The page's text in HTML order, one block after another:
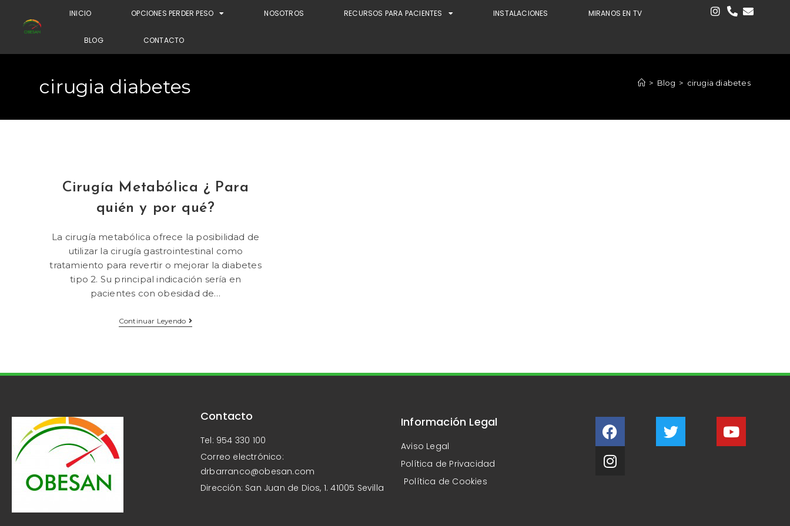
INICIO OPCIONES PERDER PESO NOSOTROS RECURSOS PARA PACIENTES INSTALACIONES MIRANOS EN TV
BLOG CONTACTO
cirugia diabetes > Blog > cirugia diabetes
Cirugía Metabólica ¿ Para
quién y por qué?
La cirugía metabólica ofrece la posibilidad de
utilizar la cirugía gastrointestinal como
tratamiento para revertir o mejorar la diabetes
tipo 2. Su principal indicación sería en
pacientes con obesidad de…
Continuar Leyendo
Contacto
Tel: 954 330 100
Correo electrónico:
drbarranco@obesan.com
Dirección: San Juan de Dios, 1. 41005 Sevilla
Información Legal
Aviso Legal
Política de Privacidad
Política de Cookies